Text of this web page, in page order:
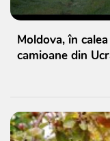
Moldova, în
camioane din